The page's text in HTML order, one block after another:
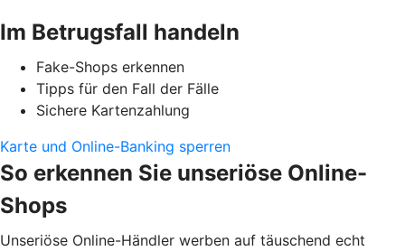
Im Betrugsfall handeln
Fake-Shops erkennen
Tipps für den Fall der Fälle
Sichere Kartenzahlung
Karte und Online-Banking sperren
So erkennen Sie unseriöse Online-
Shops
Unseriöse Online-Händler werben auf täuschend echt